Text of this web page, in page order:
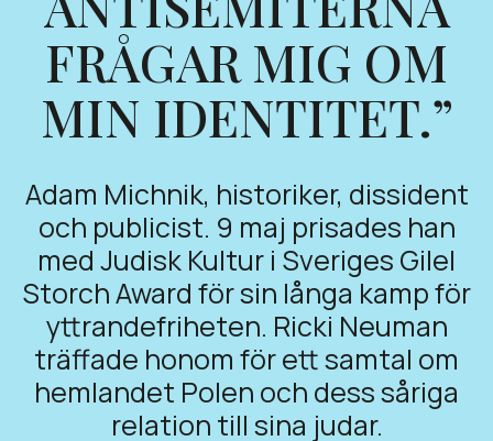
FRÅGAR MIG OM
MIN IDENTITET.”
Adam Michnik, historiker, dissident
och publicist. 9 maj prisades han
med Judisk Kultur i Sveriges Gilel
Storch Award för sin långa kamp för
yttrandefriheten. Ricki Neuman
träffade honom för ett samtal om
hemlandet Polen och dess såriga
relation till sina judar.